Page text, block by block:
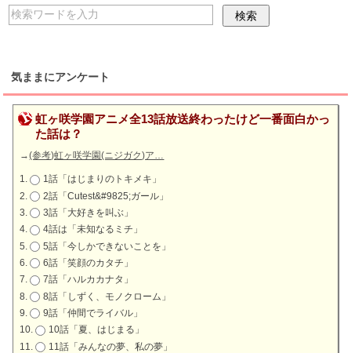
気ままにアンケート
虹ヶ咲学園アニメ全13話放送終わったけど一番面白かっ
た話は？
→(参考)虹ヶ咲学園(ニジガク)ア…
1話「はじまりのトキメキ」
2話「Cutest&#9825;ガール」
3話「大好きを叫ぶ」
4話は「未知なるミチ」
5話「今しかできないことを」
6話「笑顔のカタチ」
7話「ハルカカナタ」
8話「しずく、モノクローム」
9話「仲間でライバル」
10話「夏、はじまる」
11話「みんなの夢、私の夢」